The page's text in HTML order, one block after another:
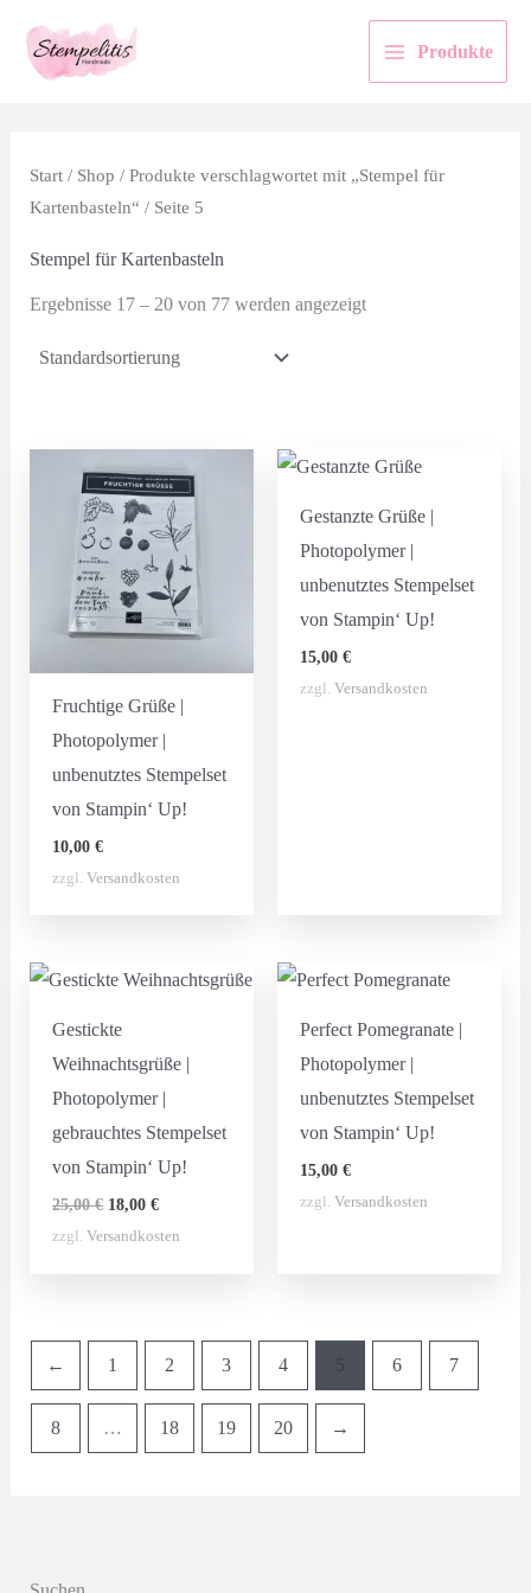
Inhalt
springen
Produkte
Start/ Shop / Produkte verschlagwortet mit „Stempel für
Kartenbasteln“ / Seite 5
Stempel für Kartenbasteln
Ergebnisse 17 – 20 von 77 werden angezeigt
Fruchtige Grüße |
Photopolymer |
unbenutztes Stempelset
von Stampin‘ Up!
10,00 €
zzgl. Versandkosten
Gestanzte Grüße |
Photopolymer |
unbenutztes Stempelset
von Stampin‘ Up!
15,00€
zzgl.Versandkosten
Gestickte
Weihnachtsgrüße |
Photopolymer |
gebrauchtes Stempelset
von Stampin‘ Up!
25,00€ Ursprünglicher
war:
18,00 €Aktueller
ist:
zzgl. Versandkosten
Perfect Pomegranate |
Photopolymer |
unbenutztes Stempelset
von Stampin‘ Up!
15,00€
zzgl.Versandkosten
← 1 2 3 4 5 6 7
8 … 18 19 20 →